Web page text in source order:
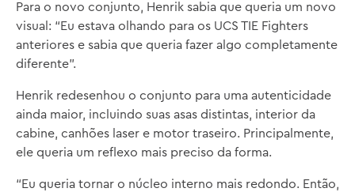
Para o novo conjunto, Henrik sabia que queria um novo
visual: “Eu estava olhando para os UCS TIE Fighters
anteriores e sabia que queria fazer algo completamente
diferente”.
Henrik redesenhou o conjunto para uma autenticidade
ainda maior, incluindo suas asas distintas, interior da
cabine, canhões laser e motor traseiro. Principalmente,
ele queria um reflexo mais preciso da forma.
“Eu queria tornar o núcleo interno mais redondo. Então,